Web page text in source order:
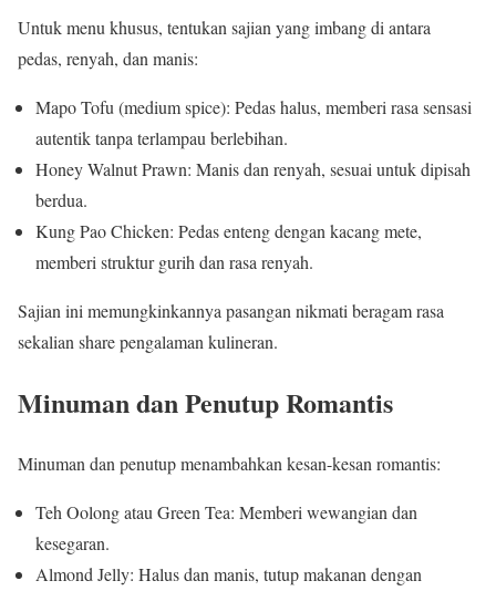
Untuk menu khusus, tentukan sajian yang imbang di antara
pedas, renyah, dan manis:
Mapo Tofu (medium spice): Pedas halus, memberi rasa sensasi
autentik tanpa terlampau berlebihan.
Honey Walnut Prawn: Manis dan renyah, sesuai untuk dipisah
berdua.
Kung Pao Chicken: Pedas enteng dengan kacang mete,
memberi struktur gurih dan rasa renyah.
Sajian ini memungkinkannya pasangan nikmati beragam rasa
sekalian share pengalaman kulineran.
Minuman dan Penutup Romantis
Minuman dan penutup menambahkan kesan-kesan romantis:
Teh Oolong atau Green Tea: Memberi wewangian dan
kesegaran.
Almond Jelly: Halus dan manis, tutup makanan dengan